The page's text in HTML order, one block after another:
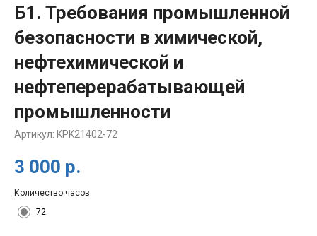
Б1. Требования промышленной
безопасности в химической,
нефтехимической и
нефтеперерабатывающей
промышленности
Артикул: KPK21402-72
3 000 р.
Количество часов
72